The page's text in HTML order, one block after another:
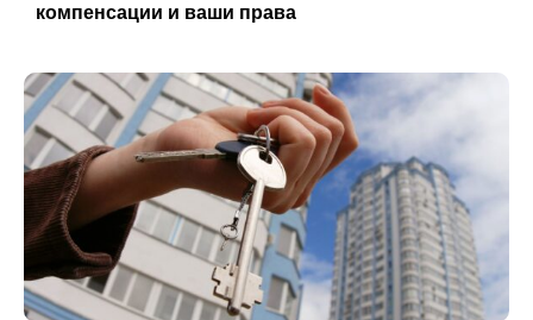
компенсации и ваши права